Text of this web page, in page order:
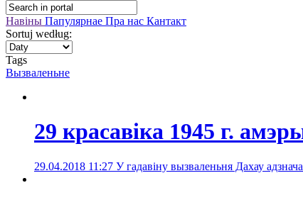
Навіны Папулярнае Пра нас Кантакт
Sortuj według:
Tags
Вызваленьне
29 красавіка 1945 г.
29.04.2018 11:27 У гадавіну вызваленьня Дахау